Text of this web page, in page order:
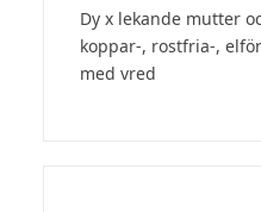
Dy x lekande mutter
koppar-, rostfria-,
med vred